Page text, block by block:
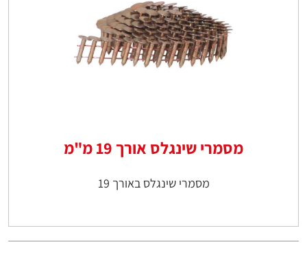
מסמרי שינגלס אורך 19 מ"מ
מסמרי שינגלס באורך 19